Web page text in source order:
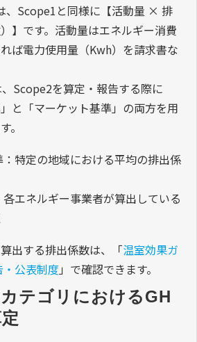
、Scope1と同様に【活動量 × 排
】です。活動量はエネルギー消費
ば電力使用量（Kwh）を請求書な
Scope2を算定・報告する際に
と「マーケット基準」の両方を用
。
特定の地域における平均の排出係
エネルギー事業者が算出している
出する排出係数は、「温室効果ガ
公表制度 」で確認できます。
テゴリにおけるGH